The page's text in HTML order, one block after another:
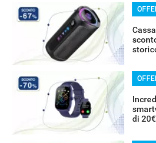
di 20€